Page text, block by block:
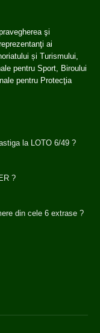
şi
ai
și Turismului,
pentru Sport, Biroului
pentru Protecţia
la LOTO 6/49 ?
?
din cele 6 extrase ?